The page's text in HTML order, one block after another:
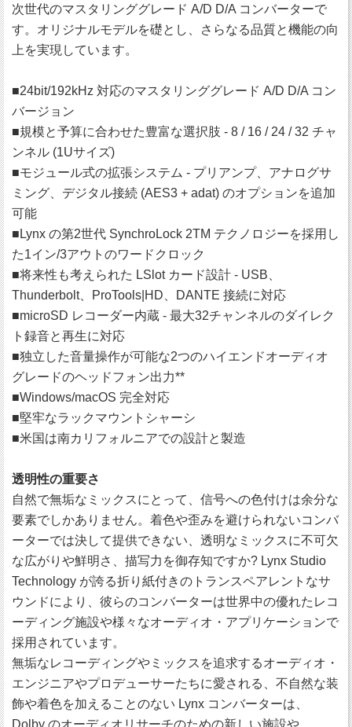
次世代のマスタリンググレード A/D D/A コンバーターで
す。オリジナルモデルを礎とし、さらなる品質と機能の向
上を実現しています。
■24bit/192kHz 対応のマスタリンググレード A/D D/A コン
バージョン
■規模と予算に合わせた豊富な選択肢 - 8 / 16 / 24 / 32 チャ
ンネル (1Uサイズ)
■モジュール式の拡張システム - プリアンプ、アナログサ
ミング、デジタル接続 (AES3 + adat) のオプションを追加
可能
■Lynx の第2世代 SynchroLock 2TM テクノロジーを採用し
た1イン/3アウトのワードクロック
■将来性も考えられた LSlot カード設計 - USB、
Thunderbolt、ProTools|HD、DANTE 接続に対応
■microSD レコーダー内蔵 - 最大32チャンネルのダイレク
ト録音と再生に対応
■独立した音量操作が可能な2つのハイエンドオーディオ
グレードのヘッドフォン出力**
■Windows/macOS 完全対応
■堅牢なラックマウントシャーシ
■米国は南カリフォルニアでの設計と製造
透明性の重要さ
自然で無垢なミックスにとって、信号への色付けは余分な
要素でしかありません。着色や歪みを避けられないコンバ
ーターでは決して提供できない、透明なミックスに不可欠
な広がりや鮮明さ、描写力を御存知ですか? Lynx Studio
Technology が誇る折り紙付きのトランスペアレントなサ
ウンドにより、彼らのコンバーターは世界中の優れたレコ
ーディング施設や様々なオーディオ・アプリケーションで
採用されています。
無垢なレコーディングやミックスを追求するオーディオ・
エンジニアやプロデューサーたちに愛される、不自然な装
飾や着色を加えることのない Lynx コンバーターは、